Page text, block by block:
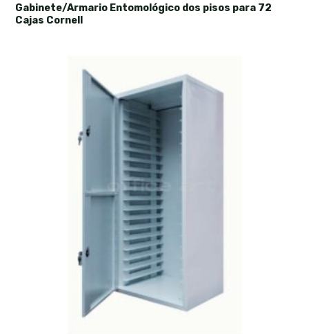
Gabinete/Armario Entomológico dos pisos para 72
Cajas Cornell